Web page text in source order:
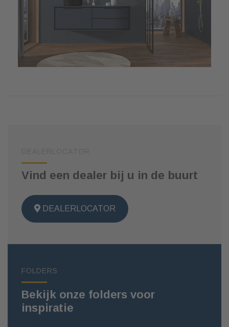
Vind een dealer bij u in de buurt
DEALERLOCATOR
FOLDERS
Bekijk onze folders voor
inspiratie